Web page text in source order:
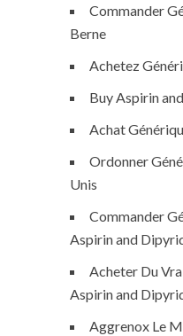
Commander
Berne
Achetez
Buy Aspirin
Achat
Ordonner
Unis
Commander
Aspirin and
Acheter Du
Aspirin and
Aggrenox Le